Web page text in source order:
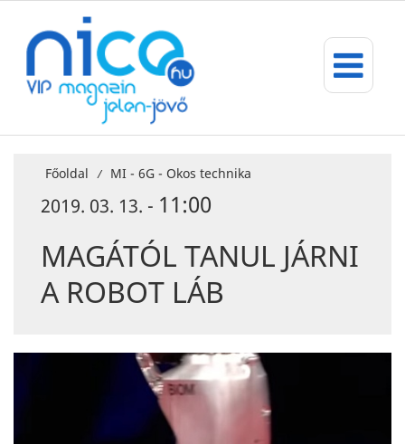
Főoldal / MI - 6G - Okos technika
2019. 03. 13. - 11:00
MAGÁTÓL TANUL JÁRNI
A ROBOT LÁB